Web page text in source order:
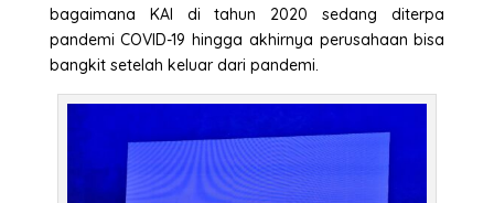
bagaimana KAI di tahun 2020 sedang diterpa
pandemi COVID-19 hingga akhirnya perusahaan bisa
bangkit setelah keluar dari pandemi.